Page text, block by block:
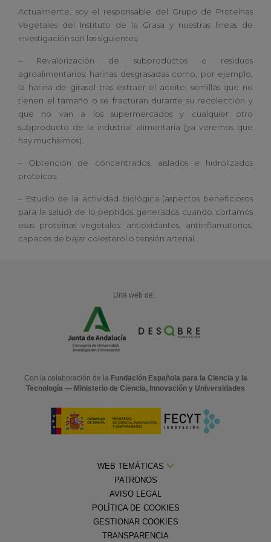
Actualmente, soy el responsable del Grupo de Proteínas
Vegetales del Instituto de la Grasa y nuestras líneas de
investigación son las siguientes:
– Revalorización de subproductos o residuos
agroalimentarios: harinas desgrasadas como, por ejemplo,
la harina de girasol tras extraer el aceite, semillas que no
tienen el tamaño o se fracturan durante su recolección y
que no van a los supermercados y cualquier otro
subproducto de la industrial alimentaria (ya veremos que
hay muchísimos).
– Obtención de concentrados, aislados e hidrolizados
proteicos.
– Estudio de la actividad biológica (aspectos beneficiosos
para la salud) de lo péptidos generados cuando cortamos
esas proteínas vegetales: antioxidantes, antiinflamatorios,
capaces de bajar colesterol o tensión arterial…
Una web de:
Con la colaboración de la Fundación Española para la Ciencia y la
Tecnología — Ministerio de Ciencia, Innovación y Universidades
WEB TEMÁTICAS
PATRONOS
AVISO LEGAL
POLÍTICA DE COOKIES
GESTIONAR COOKIES
TRANSPARENCIA